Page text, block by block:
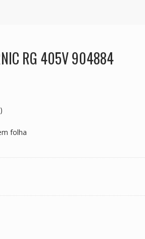
RG 405V 904884
folha